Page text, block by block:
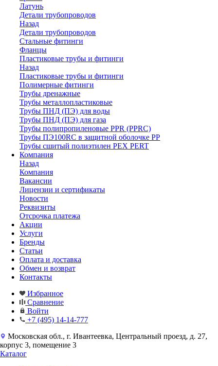
Латунь
Детали трубопроводов
Назад
Детали трубопроводов
Стальные фитинги
Фланцы
Пластиковые трубы и фитинги
Назад
Пластиковые трубы и фитинги
Полимерные фитинги
Трубы дренажные
Трубы металлопластиковые
Трубы ПНД (ПЭ) для воды
Трубы ПНД (ПЭ) для газа
Трубы полипропиленовые PPR (PPRC)
Трубы ПЭ100RC в защитной оболочке PP
Трубы сшитый полиэтилен PEX PERT
Компания
Назад
Компания
Вакансии
Лицензии и сертификаты
Новости
Реквизиты
Отсрочка платежа
Акции
Услуги
Бренды
Статьи
Оплата и доставка
Обмен и возврат
Контакты
Избранное
Сравнение
Войти
+7 (495) 14-14-777
Московская обл., г. Ивантеевка, Центральный проезд, д. 27,
корпус 3, помещение 3
Каталог